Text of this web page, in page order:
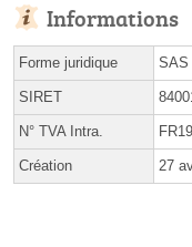
Informations
Forme juridique SAS
SIRET
N° TVA Intra.
Création 27